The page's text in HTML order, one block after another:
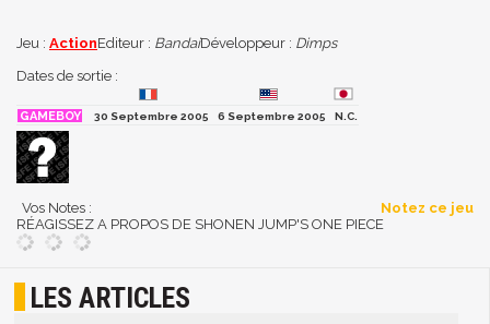
Jeu : ActionEditeur : BandaiDéveloppeur : Dimps
Dates de sortie :
30 Septembre 2005 6 Septembre 2005 N.C.
Vos Notes :
Notez ce jeu
RÉAGISSEZ A PROPOS DE SHONEN JUMP'S ONE PIECE
LES ARTICLES